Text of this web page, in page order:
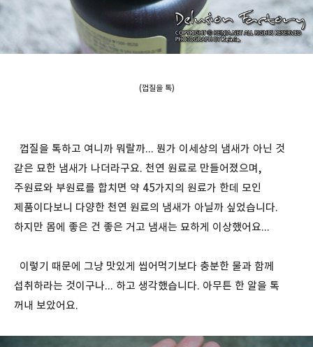
(껍질을 톡)
껍질을 톡하고 여니까 뭐랄까... 뭔가 이세상의 냄새가 아닌 것
같은 묘한 냄새가 나더라구요. 천연 원료로 만들어졌으며,
주원료와 부원료를 합치면 약 45가지의 원료가 한데 모인
제품이다보니 다양한 천연 원료의 냄새가 아닐까 싶었습니다.
하지만 몸에 좋은 건 좋은 거고 냄새는 묘하게 이상했어요...
이렇기 때문에 그냥 맛있게 씹어먹기보다 충분한 물과 함께
섭취하라는 것이구나... 하고 생각했습니다. 아무튼 한 알을 톡
꺼내 보았어요.